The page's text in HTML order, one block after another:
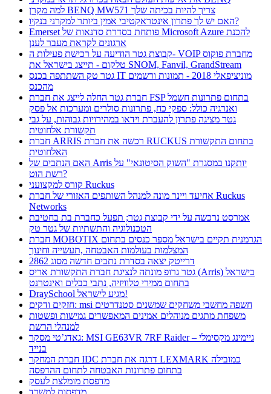
למה מקרן BENQ MW571 צריך להיות בכיתה שלך
האם יש לך פתרון אינטראקטיבי אמין ביותר למקרני בנקיו?
Emerset פותחת בסדרת סדנאות של Microsoft Azure להכנת
ארגונים לקראת מעבר לענן
קבוצת גטר הודיעה על רכישת פעילות ה- VOIP מחברת פוקוס
טלקום - תייצג בישראל את SNOM, Fanvil, GrandStream
גטר טק השתתפה בכנס IT מוניציפאלי 2018 - תמונות ורשמים
מהכנס
חברת גטר החלה לייצג את חברת FSP בתחום פתרונות חשמל
ואנרגיה כולל: ספקי כח, פתרונות סולרים ומערכות אל פסק
גטר מציגה פתרון להעברת וידאו במהירויות גבוהות, על גבי
תקשורת אלחוטית
חברת ARRIS רכשה את חברת RUCKUS בתחום התקשורת
האלחוטית
האם הנתבים של Arris יותקנו במסגרת "השוק הסיטונאי" על
רשת הוט?
קורס למקצועני Ruckus
אחיעד ויינר מונה למנהל השותפים האזורי של חברת Ruckus
Networks
אמרסט נרכשה על ידי קבוצת גטר; תפעל כחברת בת בחטיבת
הטכנולוגיה והתשתיות של גטר טק
חברת MOBOTIX הגרמנית תקיים בישראל מספר כנסים בתחום
המצלמות בעולמות האבטחה ,תעשייה וחינוך
דרייטק יצאה בסדרת נתבים חדשה מסוג 2862
גטר גרופ מונתה לנציגת חברת התקשורת אריס (Arris) בישראל
בתחום ממירי טלוויזיה, נתבי כבלים ואינטרנט
DraySchool מגיע לישראל!
חזקים ודקים: msi חשפה מחשבי משחקים שמשנים סטנדרטים
משפחת מתגים מנוהלים אמינים המאפשרים גמישות ופשטות
למנהלי הרשת
גאדג’טי מסקר: MSI GE63VR 7RF Raider – גיימינג מקסימלי
בנייד
חברת המחקר IDC דרגה את חברת LEXMARK כמובילה
בתחום פתרונות האבטחה לתחום ההדפסה
מדפסת מומלצת לעסק
מדפסות למשרד